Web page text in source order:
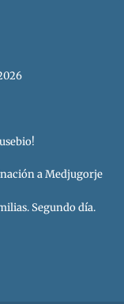
a Medjugorje
Segundo día.